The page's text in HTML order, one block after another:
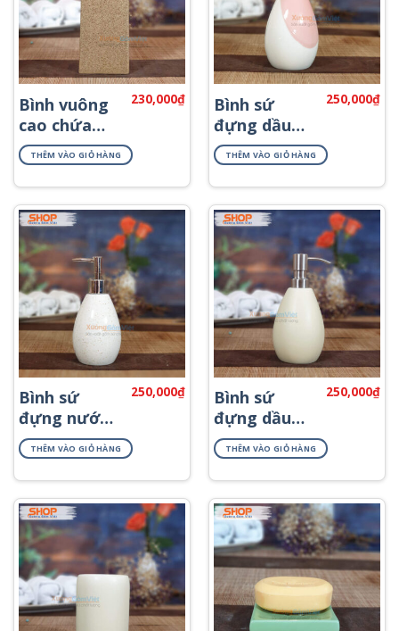
Bình vuông
cao chứa
dầu xả
PKNT-35
230,000₫
THÊM VÀO GIỎ HÀNG
Bình sứ
đựng dầu
gội sữa tắm
PKNT-14
250,000₫
THÊM VÀO GIỎ HÀNG
Bình sứ
đựng nước
rửa tay
PKNT-18
250,000₫
THÊM VÀO GIỎ HÀNG
Bình sứ
đựng dầu
gội sữa tắm
PKNT-15
250,000₫
THÊM VÀO GIỎ HÀNG